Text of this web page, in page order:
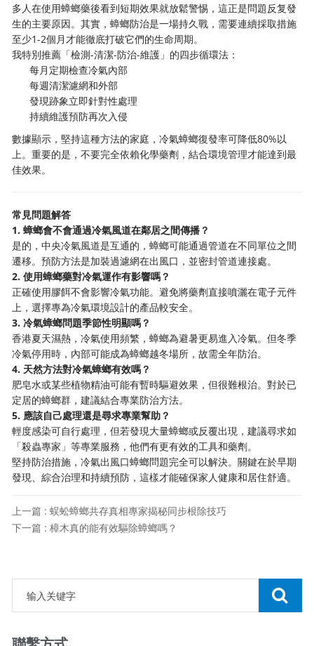
多人在使用蟑螂藥後看到短期效果就放鬆警惕，這正是問題反复發
生的主要原因。其實，蟑螂防治是一場持久戰，需要連續採取措施
至少1-2個月才能徹底打破它們的生命周期。
我特別推薦「檢測-清潔-防治-維護」的四步循環法：
每月定期檢查冷氣內部
每週清潔濾網和外部
發現跡象立即針對性處理
持續維護預防再次入侵
數據顯示，堅持這種方法的家庭，冷氣蟑螂復發率可降低80%以
上。重要的是，不要完全依賴化學藥劑，結合環境管理才能達到最
佳效果。
常見問題解答
1. 蟑螂會不會通過冷氣風道在鄰居之間傳播？
是的，中央冷氣風道是互通的，蟑螂可能通過管道在不同單位之間
遷移。預防方法是加裝過濾網在出風口，並密封管道連接處。
2. 使用蟑螂藥對冷氣運作有影響嗎？
正確使用膠餌不會影響冷氣功能。避免將藥劑直接噴灑在電子元件
上，選擇專為冷氣環境設計的產品較安全。
3. 冷氣蟑螂問題季節性明顯嗎？
香港夏天濕熱，冷氣使用頻繁，蟑螂為避暑更易進入冷氣。但冬季
冷氣停用時，內部可能成為蟑螂越冬場所，故需全年防治。
4. 天然方法對冷氣蟑螂有效嗎？
肥皂水或某些植物精油可能有暫時驅避效果，但很難根治。對於已
定居的蟑螂群，建議結合專業防治方法。
5. 應該自己處理還是尋求專業幫助？
輕度感染可自行處理，但若發現大量蟑螂或反覆出現，建議尋求如
「殺蟲專家」等專業服務，他們有更有效的工具和藥劑。
堅持防治措施，冷氣出風口蟑螂問題完全可以解決。關鍵在於早期
發現、綜合治理和持續預防，這樣才能確保家人健康和居住舒適。
上一篇 : 蜈蚣蟑螂共存真相專家揭秘同步根除技巧
下一篇 : 樟木真的能有效驅除蟑螂嗎？